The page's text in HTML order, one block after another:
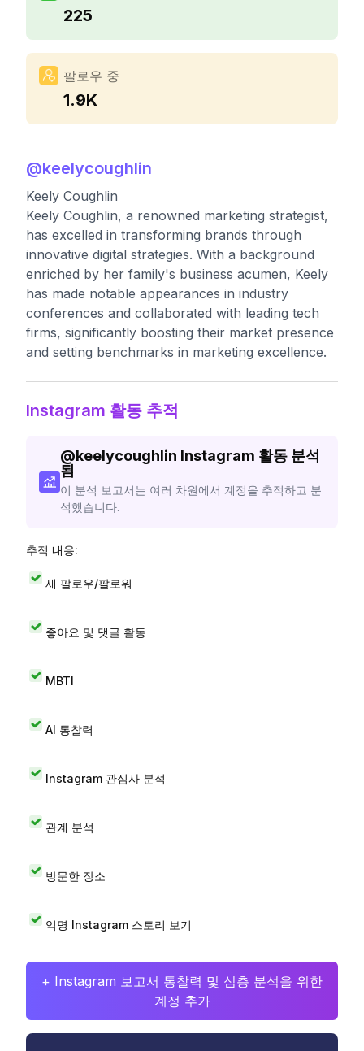
225
팔로우 중
1.9K
@keelycoughlin
Keely Coughlin
Keely Coughlin, a renowned marketing strategist,
has excelled in transforming brands through
innovative digital strategies. With a background
enriched by her family's business acumen, Keely
has made notable appearances in industry
conferences and collaborated with leading tech
firms, significantly boosting their market presence
and setting benchmarks in marketing excellence.
Instagram 활동 추적
@keelycoughlin Instagram 활동 분석
됨
이 분석 보고서는 여러 차원에서 계정을 추적하고 분
석했습니다.
추적 내용:
새 팔로우/팔로워
좋아요 및 댓글 활동
MBTI
AI 통찰력
Instagram 관심사 분석
관계 분석
방문한 장소
익명 Instagram 스토리 보기
+ Instagram 보고서 통찰력 및 심층 분석을 위한
계정 추가